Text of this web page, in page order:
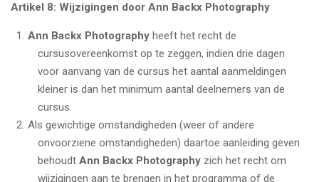
Artikel 8: Wijzigingen door Ann Backx Photography
Ann Backx Photography heeft het recht de
cursusovereenkomst op te zeggen, indien drie dagen
voor aanvang van de cursus het aantal aanmeldingen
kleiner is dan het minimum aantal deelnemers van de
cursus.
Als gewichtige omstandigheden (weer of andere
onvoorziene omstandigheden) daartoe aanleiding geven
behoudt Ann Backx Photographyzich het recht om
wijzigingen aan te brengen in het programma of de